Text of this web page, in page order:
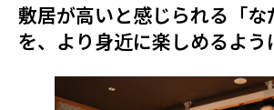
敷居が高いと感じられる「
を、より身近に楽しめるよう